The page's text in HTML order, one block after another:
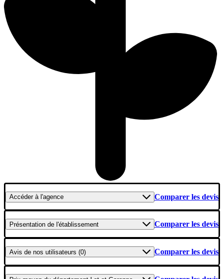
Accéderà l'agence Comparer les devis
Présentation de l'établissement Comparer les devis
Avis de nos utilisateurs (0) Comparer les devis